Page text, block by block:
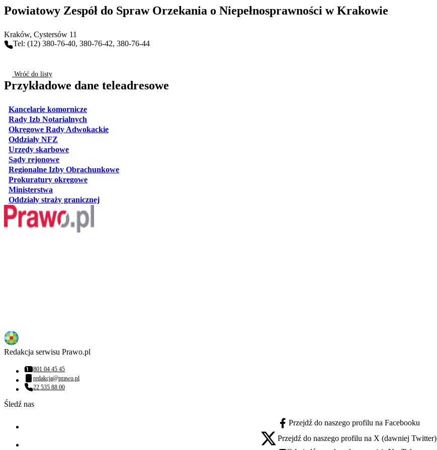
Powiatowy Zespół do Spraw Orzekania o Niepełnosprawności w Krakowie
Kraków, Cystersów 11
Tel: (12) 380-76-40, 380-76-42, 380-76-44
Wróć do listy
Przykładowe dane teleadresowe
Kancelarie komorniczeotwiera się w nowej karcie
Rady Izb Notarialnych
Okręgowe Rady Adwokackieotwiera się w nowej karcie
Oddziały NFZ
Urzędy skarboweotwiera się w nowej karcie
Sądy rejonoweotwiera się w nowej karcie
Regionalne Izby Obrachunkoweotwiera się w nowej karcie
Prokuratury okręgoweotwiera się w nowej karcie
Ministerstwa
Oddziały straży granicznejotwiera się w nowej karcie
Redakcja serwisu Prawo.pl
Numer telefonu:
801 04 45 45
Adres email:
redakcja@prawo.pl
Numer telefonu:
22 535 88 00
Śledź nas
facebook - otwiera się w nowej karcie
Przejdź do naszego profilu na Facebooku
x - otwiera się w nowej karcie
Przejdź do naszego profilu na X (dawniej Twitter)